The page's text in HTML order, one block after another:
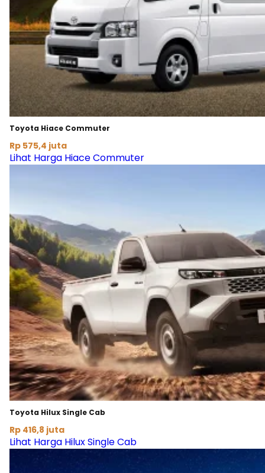
Toyota Hiace Commuter
Rp 575,4 juta
Lihat Harga Hiace Commuter
Toyota Hilux Single Cab
Rp 416,8 juta
Lihat Harga Hilux Single Cab